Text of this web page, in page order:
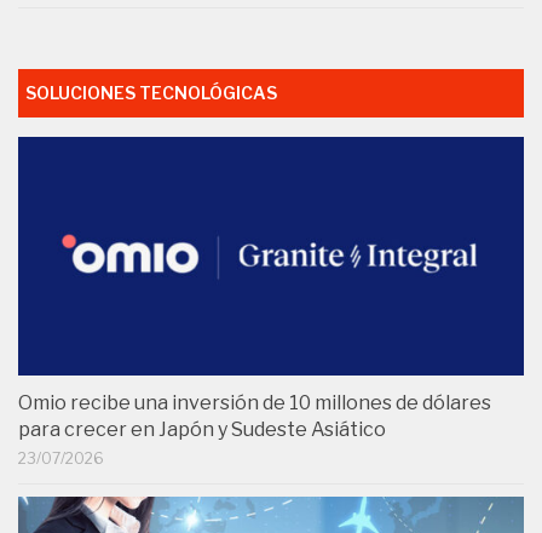
SOLUCIONES TECNOLÓGICAS
Omio recibe una inversión de 10 millones de dólares
para crecer en Japón y Sudeste Asiático
23/07/2026